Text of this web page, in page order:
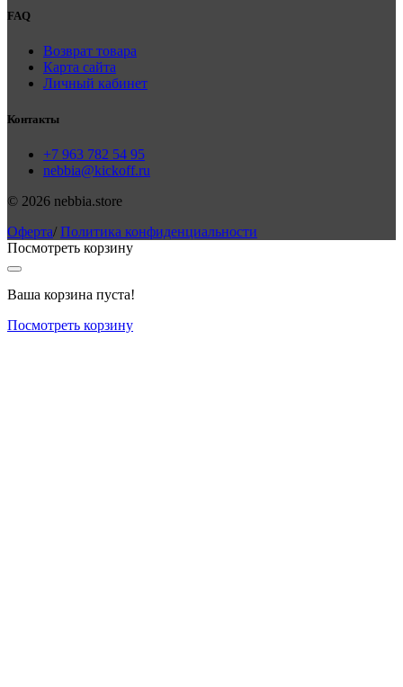
FAQ
Возврат товара
Карта сайта
Личный кабинет
Контакты
+7 963 782 54 95
nebbia@kickoff.ru
© 2026 nebbia.store
Оферта/ Политика конфиденциальности
Посмотреть корзину
Ваша корзина пуста!
Посмотреть корзину